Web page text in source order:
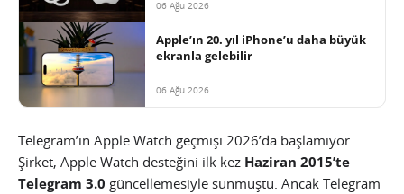
06 Ağu 2026
Apple’ın 20. yıl iPhone’u daha büyük
ekranla gelebilir
06 Ağu 2026
Telegram’ın Apple Watch geçmişi 2026’da başlamıyor.
Şirket, Apple Watch desteğini ilk kez Haziran 2015’te
Telegram 3.0 güncellemesiyle sunmuştu. Ancak Telegram